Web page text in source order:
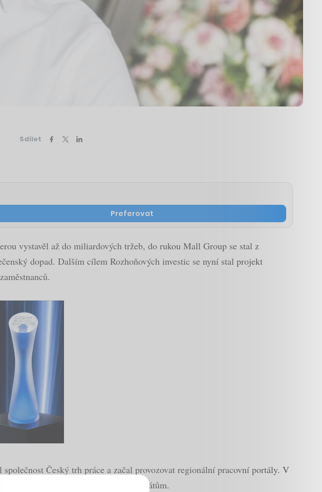
Sdílet
Preferovat
vystavěl až do miliardových tržeb, do rukou Mall Group se stal z
dopad. Dalším cílem Rozhoňových investic se nyní stal projekt
Český trh práce a začal provozovat regionální pracovní portály. V
změna v přístupu firem ke kandidátům.